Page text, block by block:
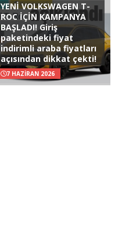
YENİ VOLKSWAGEN T-
ROC İÇİN KAMPANYA
BAŞLADI! Giriş
paketindeki fiyat
indirimli araba fiyatları
açısından dikkat çekti!
7 HAZIRAN 2026